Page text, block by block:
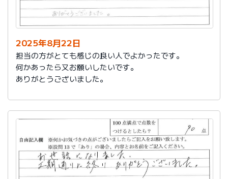
2025年8月22日
担当の方がとても感じの良い人でよかったです。
何かあったら又お願いしたいです。
ありがとうございました。